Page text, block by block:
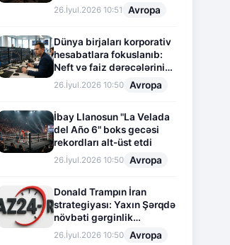
26.İyul.2026 10:51 Avropa
Dünya birjaları korporativ
hesabatlara fokuslanıb:
Neft və faiz dərəcələrinin
təsiri altında cari vəziyyət
26.İyul.2026 10:50 Avropa
İbay Llanosun "La Velada
del Año 6" boks gecəsi
rekordları alt-üst etdi
26.İyul.2026 10:50 Avropa
Donald Trampın İran
strategiyası: Yaxın Şərqdə
növbəti gərginlik
mərhələsi
26.İyul.2026 10:50 Avropa